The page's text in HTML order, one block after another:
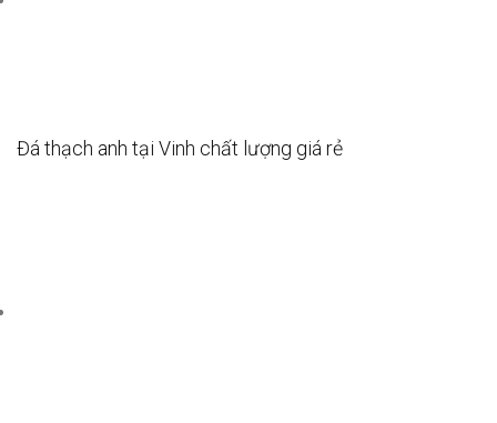
Đá thạch anh tại Vinh chất lượng giá rẻ